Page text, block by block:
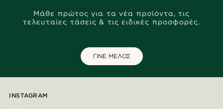
Μάθε πρώτος για τα νέα προϊόντα, τις
τελευταίες τάσεις & τις ειδικές προσφορές.
ΓΙΝΕ ΜΕΛΟΣ
INSTAGRAM